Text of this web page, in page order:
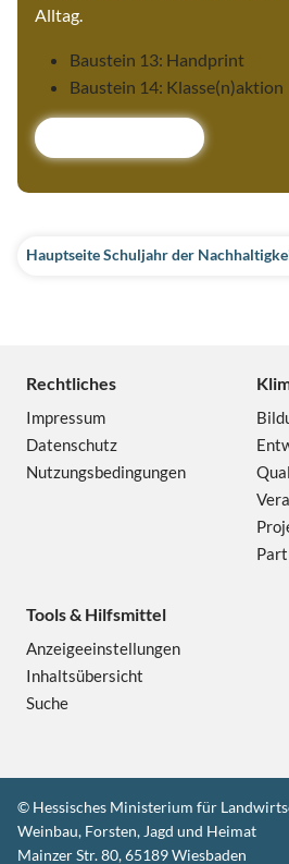
Alltag.
Baustein 13: Handprint
Baustein 14: Klasse(n)aktion
Hauptseite Schuljahr der
Rechtliches
Impressum
Datenschutz
Nutzungsbedingungen
Tools & Hilfsmittel
Anzeigeeinstellungen
Inhaltsübersicht
Suche
© Hessisches Ministerium für
Weinbau, Forsten, Jagd und Heimat
Mainzer Str. 80, 65189 Wiesbaden